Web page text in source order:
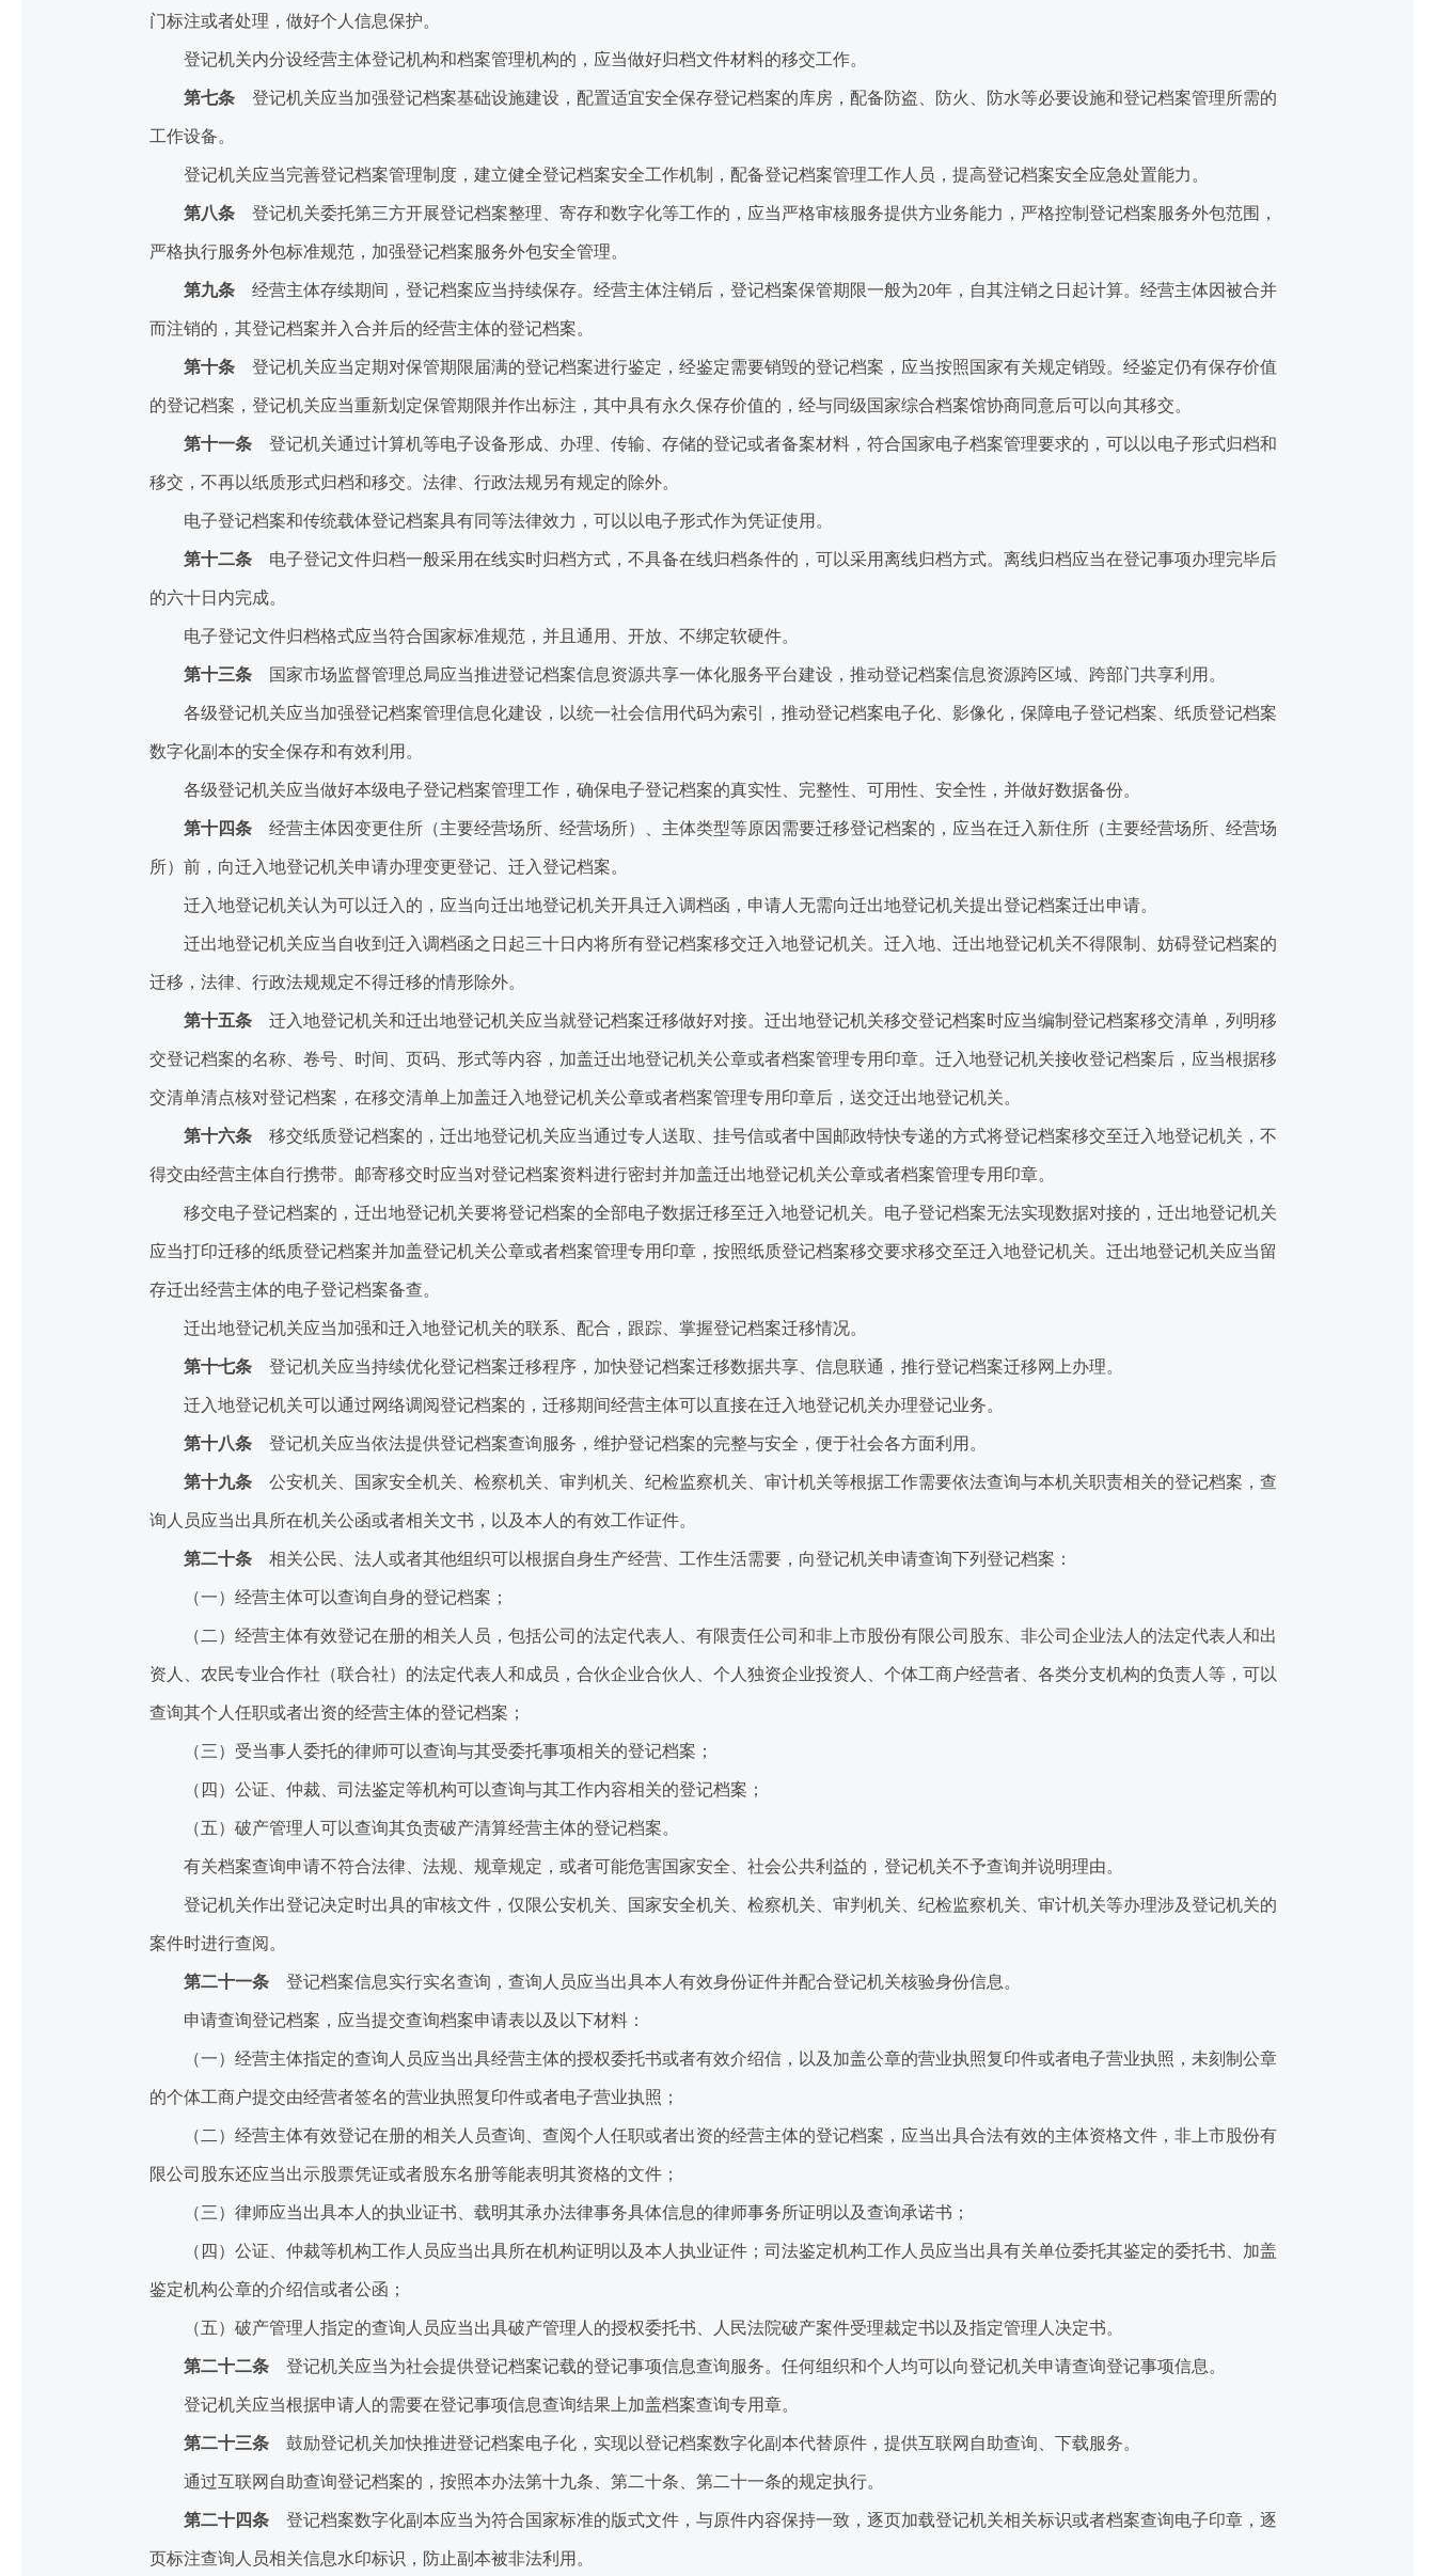
门标注或者处理，做好个人信息保护。
登记机关内分设经营主体登记机构和档案管理机构的，应当做好归档文件材料的移交工作。
第七条 登记机关应当加强登记档案基础设施建设，配置适宜安全保存登记档案的库房，配备防盗、防火、防水等必要设施和登记档案管理所需的
工作设备。
登记机关应当完善登记档案管理制度，建立健全登记档案安全工作机制，配备登记档案管理工作人员，提高登记档案安全应急处置能力。
第八条 登记机关委托第三方开展登记档案整理、寄存和数字化等工作的，应当严格审核服务提供方业务能力，严格控制登记档案服务外包范围，
严格执行服务外包标准规范，加强登记档案服务外包安全管理。
第九条 经营主体存续期间，登记档案应当持续保存。经营主体注销后，登记档案保管期限一般为20年，自其注销之日起计算。经营主体因被合并
而注销的，其登记档案并入合并后的经营主体的登记档案。
第十条 登记机关应当定期对保管期限届满的登记档案进行鉴定，经鉴定需要销毁的登记档案，应当按照国家有关规定销毁。经鉴定仍有保存价值
的登记档案，登记机关应当重新划定保管期限并作出标注，其中具有永久保存价值的，经与同级国家综合档案馆协商同意后可以向其移交。
第十一条 登记机关通过计算机等电子设备形成、办理、传输、存储的登记或者备案材料，符合国家电子档案管理要求的，可以以电子形式归档和
移交，不再以纸质形式归档和移交。法律、行政法规另有规定的除外。
电子登记档案和传统载体登记档案具有同等法律效力，可以以电子形式作为凭证使用。
第十二条 电子登记文件归档一般采用在线实时归档方式，不具备在线归档条件的，可以采用离线归档方式。离线归档应当在登记事项办理完毕后
的六十日内完成。
电子登记文件归档格式应当符合国家标准规范，并且通用、开放、不绑定软硬件。
第十三条 国家市场监督管理总局应当推进登记档案信息资源共享一体化服务平台建设，推动登记档案信息资源跨区域、跨部门共享利用。
各级登记机关应当加强登记档案管理信息化建设，以统一社会信用代码为索引，推动登记档案电子化、影像化，保障电子登记档案、纸质登记档案
数字化副本的安全保存和有效利用。
各级登记机关应当做好本级电子登记档案管理工作，确保电子登记档案的真实性、完整性、可用性、安全性，并做好数据备份。
第十四条 经营主体因变更住所（主要经营场所、经营场所）、主体类型等原因需要迁移登记档案的，应当在迁入新住所（主要经营场所、经营场
所）前，向迁入地登记机关申请办理变更登记、迁入登记档案。
迁入地登记机关认为可以迁入的，应当向迁出地登记机关开具迁入调档函，申请人无需向迁出地登记机关提出登记档案迁出申请。
迁出地登记机关应当自收到迁入调档函之日起三十日内将所有登记档案移交迁入地登记机关。迁入地、迁出地登记机关不得限制、妨碍登记档案的
迁移，法律、行政法规规定不得迁移的情形除外。
第十五条 迁入地登记机关和迁出地登记机关应当就登记档案迁移做好对接。迁出地登记机关移交登记档案时应当编制登记档案移交清单，列明移
交登记档案的名称、卷号、时间、页码、形式等内容，加盖迁出地登记机关公章或者档案管理专用印章。迁入地登记机关接收登记档案后，应当根据移
交清单清点核对登记档案，在移交清单上加盖迁入地登记机关公章或者档案管理专用印章后，送交迁出地登记机关。
第十六条 移交纸质登记档案的，迁出地登记机关应当通过专人送取、挂号信或者中国邮政特快专递的方式将登记档案移交至迁入地登记机关，不
得交由经营主体自行携带。邮寄移交时应当对登记档案资料进行密封并加盖迁出地登记机关公章或者档案管理专用印章。
移交电子登记档案的，迁出地登记机关要将登记档案的全部电子数据迁移至迁入地登记机关。电子登记档案无法实现数据对接的，迁出地登记机关
应当打印迁移的纸质登记档案并加盖登记机关公章或者档案管理专用印章，按照纸质登记档案移交要求移交至迁入地登记机关。迁出地登记机关应当留
存迁出经营主体的电子登记档案备查。
迁出地登记机关应当加强和迁入地登记机关的联系、配合，跟踪、掌握登记档案迁移情况。
第十七条 登记机关应当持续优化登记档案迁移程序，加快登记档案迁移数据共享、信息联通，推行登记档案迁移网上办理。
迁入地登记机关可以通过网络调阅登记档案的，迁移期间经营主体可以直接在迁入地登记机关办理登记业务。
第十八条 登记机关应当依法提供登记档案查询服务，维护登记档案的完整与安全，便于社会各方面利用。
第十九条 公安机关、国家安全机关、检察机关、审判机关、纪检监察机关、审计机关等根据工作需要依法查询与本机关职责相关的登记档案，查
询人员应当出具所在机关公函或者相关文书，以及本人的有效工作证件。
第二十条 相关公民、法人或者其他组织可以根据自身生产经营、工作生活需要，向登记机关申请查询下列登记档案：
（一）经营主体可以查询自身的登记档案；
（二）经营主体有效登记在册的相关人员，包括公司的法定代表人、有限责任公司和非上市股份有限公司股东、非公司企业法人的法定代表人和出
资人、农民专业合作社（联合社）的法定代表人和成员，合伙企业合伙人、个人独资企业投资人、个体工商户经营者、各类分支机构的负责人等，可以
查询其个人任职或者出资的经营主体的登记档案；
（三）受当事人委托的律师可以查询与其受委托事项相关的登记档案；
（四）公证、仲裁、司法鉴定等机构可以查询与其工作内容相关的登记档案；
（五）破产管理人可以查询其负责破产清算经营主体的登记档案。
有关档案查询申请不符合法律、法规、规章规定，或者可能危害国家安全、社会公共利益的，登记机关不予查询并说明理由。
登记机关作出登记决定时出具的审核文件，仅限公安机关、国家安全机关、检察机关、审判机关、纪检监察机关、审计机关等办理涉及登记机关的
案件时进行查阅。
第二十一条 登记档案信息实行实名查询，查询人员应当出具本人有效身份证件并配合登记机关核验身份信息。
申请查询登记档案，应当提交查询档案申请表以及以下材料：
（一）经营主体指定的查询人员应当出具经营主体的授权委托书或者有效介绍信，以及加盖公章的营业执照复印件或者电子营业执照，未刻制公章
的个体工商户提交由经营者签名的营业执照复印件或者电子营业执照；
（二）经营主体有效登记在册的相关人员查询、查阅个人任职或者出资的经营主体的登记档案，应当出具合法有效的主体资格文件，非上市股份有
限公司股东还应当出示股票凭证或者股东名册等能表明其资格的文件；
（三）律师应当出具本人的执业证书、载明其承办法律事务具体信息的律师事务所证明以及查询承诺书；
（四）公证、仲裁等机构工作人员应当出具所在机构证明以及本人执业证件；司法鉴定机构工作人员应当出具有关单位委托其鉴定的委托书、加盖
鉴定机构公章的介绍信或者公函；
（五）破产管理人指定的查询人员应当出具破产管理人的授权委托书、人民法院破产案件受理裁定书以及指定管理人决定书。
第二十二条 登记机关应当为社会提供登记档案记载的登记事项信息查询服务。任何组织和个人均可以向登记机关申请查询登记事项信息。
登记机关应当根据申请人的需要在登记事项信息查询结果上加盖档案查询专用章。
第二十三条 鼓励登记机关加快推进登记档案电子化，实现以登记档案数字化副本代替原件，提供互联网自助查询、下载服务。
通过互联网自助查询登记档案的，按照本办法第十九条、第二十条、第二十一条的规定执行。
第二十四条 登记档案数字化副本应当为符合国家标准的版式文件，与原件内容保持一致，逐页加载登记机关相关标识或者档案查询电子印章，逐
页标注查询人员相关信息水印标识，防止副本被非法利用。